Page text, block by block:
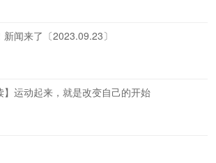
新闻来了〔2023.09.23〕
】运动起来，就是改变自己的开始